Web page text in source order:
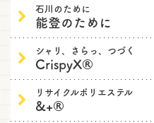
石川のために
能登のために
シャリ、さらっ、つづく
CrispyX®
リサイクルポリエステル
&+®